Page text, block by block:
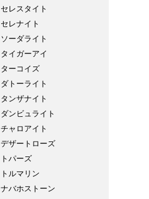
セレスタイト
セレナイト
ソーダライト
タイガーアイ
ターコイズ
ダトーライト
タンザナイト
ダンビュライト
チャロアイト
デザートローズ
トパーズ
トルマリン
ナバホストーン